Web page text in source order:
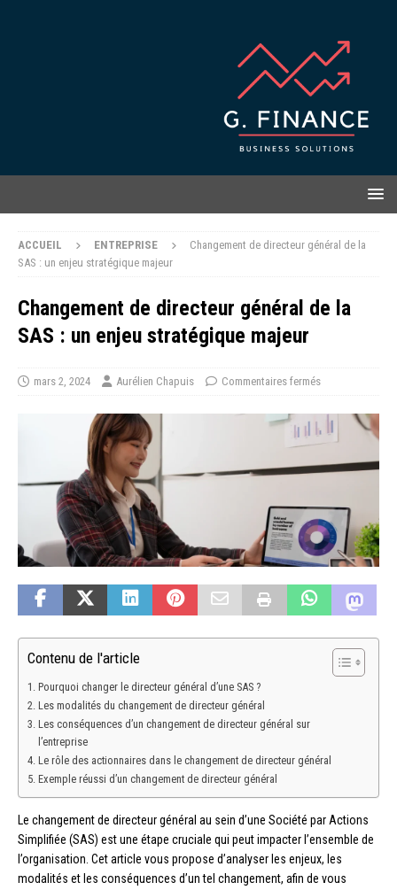
ACCUEIL ENTREPRISE
Changement de directeur général de la
SAS : un enjeu stratégique majeur
Changement de directeur général de la
SAS : un enjeu stratégique majeur
mars 2, 2024 Aurélien Chapuis Commentaires fermés
Contenu de l'article
Pourquoi changer le directeur général d’une SAS ?
Les modalités du changement de directeur général
Les conséquences d’un changement de directeur général sur
l’entreprise
Le rôle des actionnaires dans le changement de directeur général
Exemple réussi d’un changement de directeur général
Le changement de directeur général au sein d’une Société par Actions
Simplifiée (SAS) est une étape cruciale qui peut impacter l’ensemble de
l’organisation. Cet article vous propose d’analyser les enjeux, les
modalités et les conséquences d’un tel changement, afin de vous